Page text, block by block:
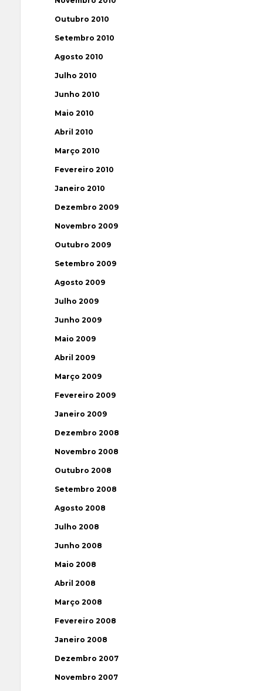
Outubro 2010
Setembro 2010
Agosto 2010
Julho 2010
Junho 2010
Maio 2010
Abril 2010
Março 2010
Fevereiro 2010
Janeiro 2010
Dezembro 2009
Novembro 2009
Outubro 2009
Setembro 2009
Agosto 2009
Julho 2009
Junho 2009
Maio 2009
Abril 2009
Março 2009
Fevereiro 2009
Janeiro 2009
Dezembro 2008
Novembro 2008
Outubro 2008
Setembro 2008
Agosto 2008
Julho 2008
Junho 2008
Maio 2008
Abril 2008
Março 2008
Fevereiro 2008
Janeiro 2008
Dezembro 2007
Novembro 2007